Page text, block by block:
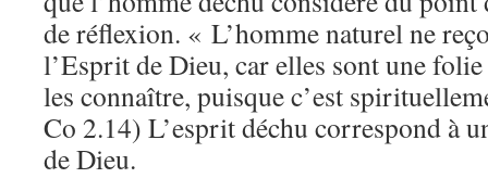
de réflexion. « L’homme naturel ne
l’Esprit de Dieu, car elles sont une
les connaître, puisque c’est
Co 2.14) L’esprit déchu correspond à
de Dieu.